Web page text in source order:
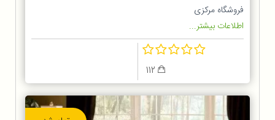
فروشگاه مرکزی
اطلاعات بیشتر...